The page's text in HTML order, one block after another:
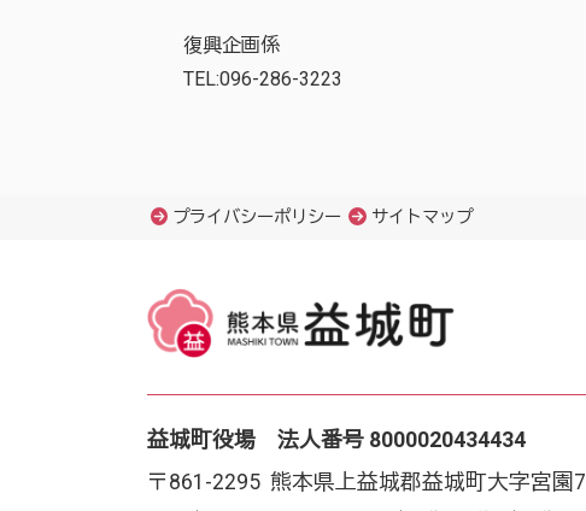
復興企画係
TEL:096-286-3223
プライバシーポリシー サイトマップ
益城町役場 法人番号 8000020434434
〒861-2295 熊本県上益城郡益城町大字宮園